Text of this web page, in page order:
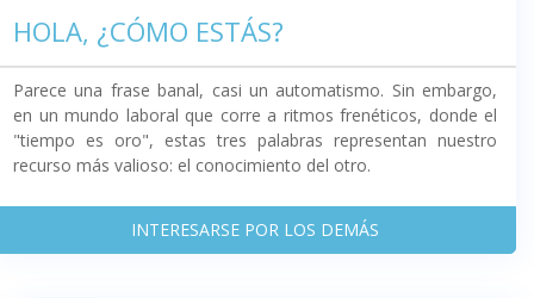
HOLA, ¿CÓMO ESTÁS?
Parece una frase banal, casi un automatismo. Sin embargo,
en un mundo laboral que corre a ritmos frenéticos, donde el
"tiempo es oro", estas tres palabras representan nuestro
recurso más valioso: el conocimiento del otro.
INTERESARSE POR LOS DEMÁS